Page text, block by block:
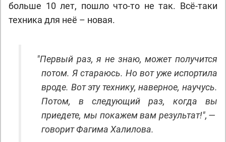
больше 10 лет, пошло что-то не так. Всё-таки
техника для неё – новая.
"Первый раз, я не знаю, может получится
потом. Я стараюсь. Но вот уже испортила
вроде. Вот эту технику, наверное, научусь.
Потом, в следующий раз, когда вы
приедете, мы покажем вам результат!", —
говорит Фагима Халилова.